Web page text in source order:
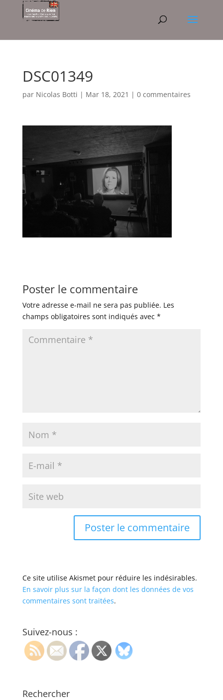
DSC01349
par Nicolas Botti | Mar 18, 2021 | 0 commentaires
Poster le commentaire
Votre adresse e-mail ne sera pas publiée. Les
champs obligatoires sont indiqués avec *
Ce site utilise Akismet pour réduire les indésirables.
En savoir plus sur la façon dont les données de vos
commentaires sont traitées.
Suivez-nous :
Rechercher